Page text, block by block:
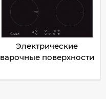
Электрические
варочные поверхности